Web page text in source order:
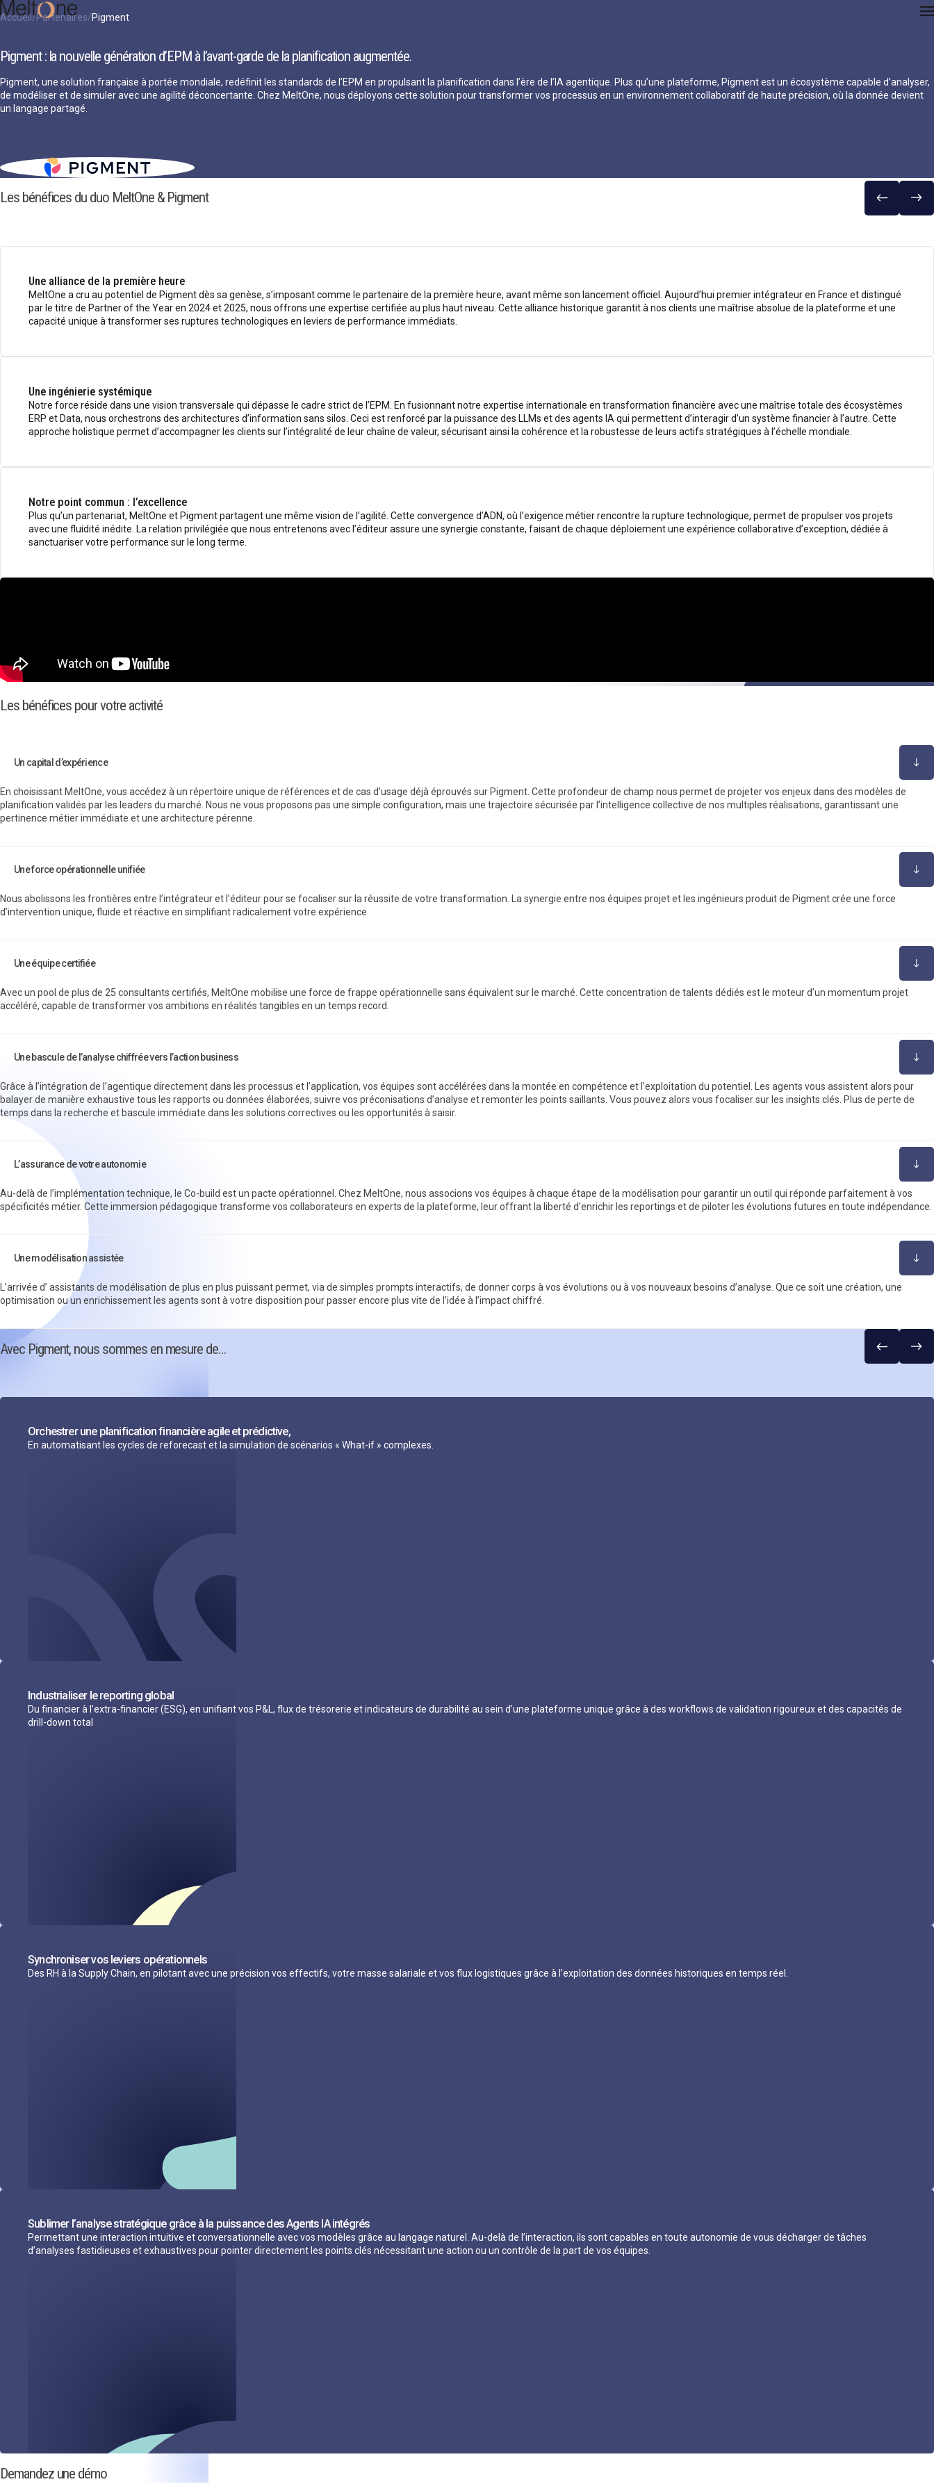
Accueil Partenaires Pigment
Pigment : la nouvelle génération d’EPM à l’avant-garde de la planification augmentée.
Pigment, une solution française à portée mondiale, redéfinit les standards de l’EPM en propulsant la planification dans l’ère de l’IA agentique. Plus qu’une plateforme, Pigment est un écosystème capable d’analyser,
de modéliser et de simuler avec une agilité déconcertante. Chez MeltOne, nous déployons cette solution pour transformer vos processus en un environnement collaboratif de haute précision, où la donnée devient
un langage partagé.
Les bénéfices du duo MeltOne & Pigment
Une alliance de la première heure
MeltOne a cru au potentiel de Pigment dès sa genèse, s’imposant comme le partenaire de la première heure, avant même son lancement officiel. Aujourd’hui premier intégrateur en France et distingué
par le titre de Partner of the Year en 2024 et 2025, nous offrons une expertise certifiée au plus haut niveau. Cette alliance historique garantit à nos clients une maîtrise absolue de la plateforme et une
capacité unique à transformer ses ruptures technologiques en leviers de performance immédiats.
Une ingénierie systémique
Notre force réside dans une vision transversale qui dépasse le cadre strict de l’EPM. En fusionnant notre expertise internationale en transformation financière avec une maîtrise totale des écosystèmes
ERP et Data, nous orchestrons des architectures d’information sans silos. Ceci est renforcé par la puissance des LLMs et des agents IA qui permettent d’interagir d’un système financier à l’autre. Cette
approche holistique permet d’accompagner les clients sur l’intégralité de leur chaîne de valeur, sécurisant ainsi la cohérence et la robustesse de leurs actifs stratégiques à l’échelle mondiale.
Notre point commun : l’excellence
Plus qu’un partenariat, MeltOne et Pigment partagent une même vision de l’agilité. Cette convergence d’ADN, où l’exigence métier rencontre la rupture technologique, permet de propulser vos projets
avec une fluidité inédite. La relation privilégiée que nous entretenons avec l’éditeur assure une synergie constante, faisant de chaque déploiement une expérience collaborative d’exception, dédiée à
sanctuariser votre performance sur le long terme.
Les bénéfices pour votre activité
Un capital d’expérience
En choisissant MeltOne, vous accédez à un répertoire unique de références et de cas d’usage déjà éprouvés sur Pigment. Cette profondeur de champ nous permet de projeter vos enjeux dans des modèles de
planification validés par les leaders du marché. Nous ne vous proposons pas une simple configuration, mais une trajectoire sécurisée par l’intelligence collective de nos multiples réalisations, garantissant une
pertinence métier immédiate et une architecture pérenne.
Une force opérationnelle unifiée
Nous abolissons les frontières entre l’intégrateur et l’éditeur pour se focaliser sur la réussite de votre transformation. La synergie entre nos équipes projet et les ingénieurs produit de Pigment crée une force
d’intervention unique, fluide et réactive en simplifiant radicalement votre expérience.
Une équipe certifiée
Avec un pool de plus de 25 consultants certifiés, MeltOne mobilise une force de frappe opérationnelle sans équivalent sur le marché. Cette concentration de talents dédiés est le moteur d’un momentum projet
accéléré, capable de transformer vos ambitions en réalités tangibles en un temps record.
Une bascule de l’analyse chiffrée vers l’action business
Grâce à l’intégration de l’agentique directement dans les processus et l’application, vos équipes sont accélérées dans la montée en compétence et l’exploitation du potentiel. Les agents vous assistent alors pour
balayer de manière exhaustive tous les rapports ou données élaborées, suivre vos préconisations d’analyse et remonter les points saillants. Vous pouvez alors vous focaliser sur les insights clés. Plus de perte de
temps dans la recherche et bascule immédiate dans les solutions correctives ou les opportunités à saisir.
L’assurance de votre autonomie
Au-delà de l’implémentation technique, le Co-build est un pacte opérationnel. Chez MeltOne, nous associons vos équipes à chaque étape de la modélisation pour garantir un outil qui réponde parfaitement à vos
spécificités métier. Cette immersion pédagogique transforme vos collaborateurs en experts de la plateforme, leur offrant la liberté d’enrichir les reportings et de piloter les évolutions futures en toute indépendance.
Une modélisation assistée
L’arrivée d’ assistants de modélisation de plus en plus puissant permet, via de simples prompts interactifs, de donner corps à vos évolutions ou à vos nouveaux besoins d’analyse. Que ce soit une création, une
optimisation ou un enrichissement les agents sont à votre disposition pour passer encore plus vite de l’idée à l’impact chiffré.
Avec Pigment, nous sommes en mesure de…
Orchestrer une planification financière agile et prédictive,
En automatisant les cycles de reforecast et la simulation de scénarios « What-if » complexes.
Industrialiser le reporting global
Du financier à l’extra-financier (ESG), en unifiant vos P&L, flux de trésorerie et indicateurs de durabilité au sein d’une plateforme unique grâce à des workflows de validation rigoureux et des capacités de
drill-down total
Synchroniser vos leviers opérationnels
Des RH à la Supply Chain, en pilotant avec une précision vos effectifs, votre masse salariale et vos flux logistiques grâce à l’exploitation des données historiques en temps réel.
Sublimer l’analyse stratégique grâce à la puissance des Agents IA intégrés
Permettant une interaction intuitive et conversationnelle avec vos modèles grâce au langage naturel. Au-delà de l’interaction, ils sont capables en toute autonomie de vous décharger de tâches
d’analyses fastidieuses et exhaustives pour pointer directement les points clés nécessitant une action ou un contrôle de la part de vos équipes.
Demandez une démo